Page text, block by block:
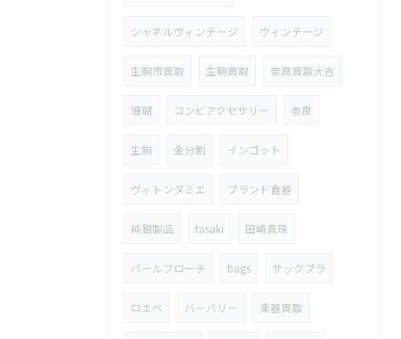
シャネルヴィンテージ ヴィンテージ
生駒市買取 生駒買取 奈良買取大吉
珊瑚 コンビアクセサリー 奈良
生駒 金分割 インゴット
ヴィトンダミエ ブランド食器
純銀製品 tasaki 田崎真珠
パールブローチ bags サックプラ
ロエベ バーバリー 楽器買取